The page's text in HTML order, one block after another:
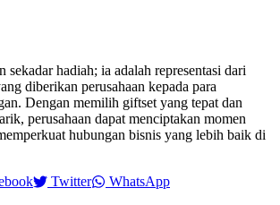
sekadar hadiah; ia adalah representasi dari
diberikan perusahaan kepada para
Dengan memilih giftset yang tepat dan
perusahaan dapat menciptakan momen
hubungan bisnis yang lebih baik di
Twitter WhatsApp